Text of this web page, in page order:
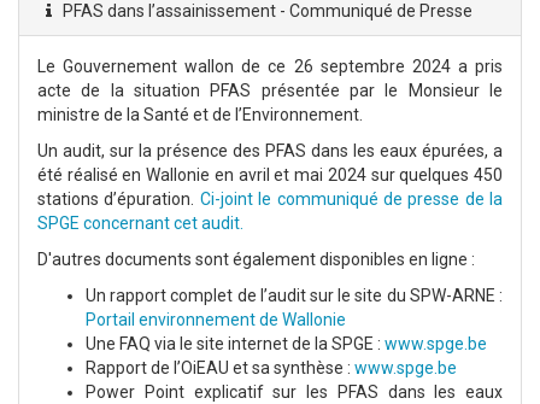
PFAS dans l’assainissement - Communiqué de Presse
Le Gouvernement wallon de ce 26 septembre 2024 a pris
acte de la situation PFAS présentée par le Monsieur le
ministre de la Santé et de l’Environnement.
Un audit, sur la présence des PFAS dans les eaux épurées, a
été réalisé en Wallonie en avril et mai 2024 sur quelques 450
stations d’épuration. Ci-joint le communiqué de presse de la
SPGE concernant cet audit.
D'autres documents sont également disponibles en ligne :
Un rapport complet de l’audit sur le site du SPW-ARNE :
Portail environnement de Wallonie
Une FAQ via le site internet de la SPGE : www.spge.be
Rapport de l’OiEAU et sa synthèse : www.spge.be
Power Point explicatif sur les PFAS dans les eaux